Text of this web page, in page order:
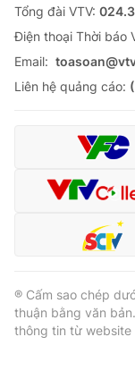
Tổng đài VTV:
Ðiện thoại Thời báo
Email:
Liên hệ quảng cáo:
® Cấm sao chép
thuận bằng văn
thông tin từ website